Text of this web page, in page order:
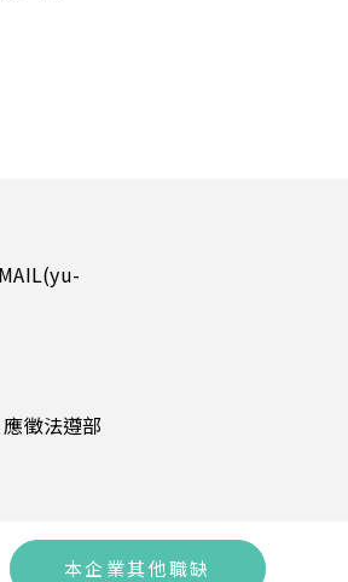
徵法遵部
本企業其他職缺